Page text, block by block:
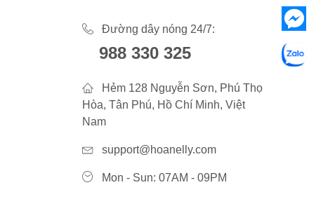
Đường dây nóng 24/7:
988 330 325
Hẻm 128 Nguyễn Sơn, Phú Thọ
Hòa, Tân Phú, Hồ Chí Minh, Việt
Nam
support@hoanelly.com
Mon - Sun: 07AM - 09PM